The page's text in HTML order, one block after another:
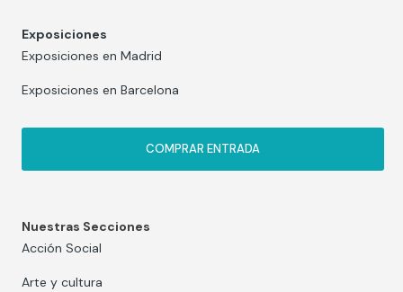
Exposiciones
Exposiciones en Madrid
Exposiciones en Barcelona
COMPRAR ENTRADA
Nuestras Secciones
Acción Social
Arte y cultura